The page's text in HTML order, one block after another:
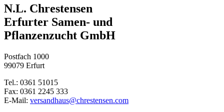
Multikraft Roots
Schaufel klein
Polsterthymian Albiflorus
Herbsthimbeere BLISSY® Autumn ...
Wiesen-Salbei
Garten-Seidenpflanze Soulmate
Prachtkerze Siskiyou Pink
N.L. Chrestensen
Erfurter Samen- und
Pflanzenzucht GmbH
Postfach 1000
99079 Erfurt
Tel.: 0361 51015
Fax: 0361 2245 333
E-Mail: versandhaus@chrestensen.com